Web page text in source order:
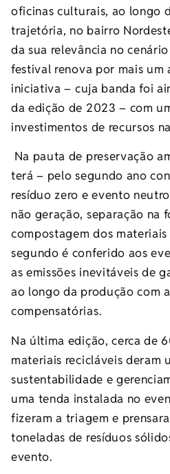
oficinas culturais, ao longo
trajetória, no bairro
da sua relevância no
festival renova por mais um
iniciativa – cuja banda foi
da edição de 2023 – com
investimentos de recursos
Na pauta de preservação
terá – pelo segundo ano
resíduo zero e evento
não geração, separação na
compostagem dos
segundo é conferido aos
as emissões inevitáveis de
ao longo da produção com
compensatórias.
Na última edição, cerca de
materiais recicláveis deram
sustentabilidade e
uma tenda instalada no
fizeram a triagem e
toneladas de resíduos
evento.